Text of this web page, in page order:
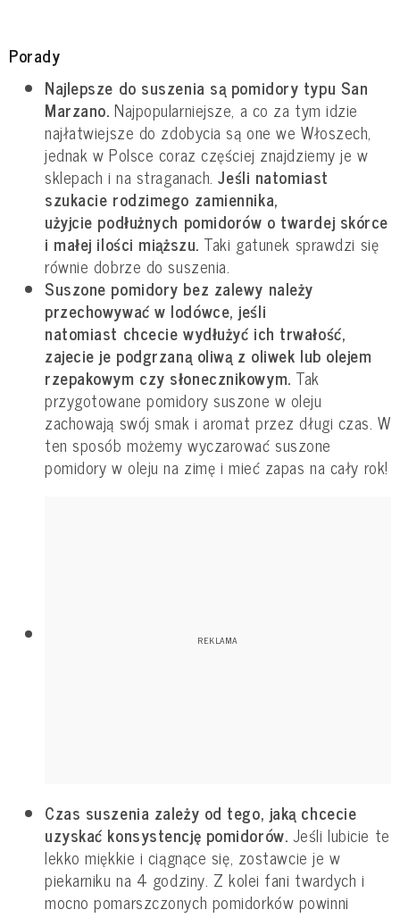
Porady
Najlepsze do suszenia są pomidory typu San
Marzano. Najpopularniejsze, a co za tym idzie
najłatwiejsze do zdobycia są one we Włoszech,
jednak w Polsce coraz częściej znajdziemy je w
sklepach i na straganach.Jeśli natomiast
szukacie rodzimego zamiennika,
użyjcie podłużnych pomidorów o twardej skórce
i małej ilości miąższu. Taki gatunek sprawdzi się
równie dobrze do suszenia.
Suszone pomidory bez zalewy należy
przechowywać w lodówce, jeśli
natomiast chcecie wydłużyć ich trwałość,
zajecie je podgrzaną oliwą z oliwek lub olejem
rzepakowym czy słonecznikowym. Tak
przygotowane pomidory suszone w oleju
zachowają swój smak i aromat przez długi czas. W
ten sposób możemy wyczarować suszone
pomidory w oleju na zimę i mieć zapas na cały rok!
Czas suszenia zależy od tego, jaką chcecie
uzyskać konsystencję pomidorów. Jeśli lubicie te
lekko miękkie i ciągnące się, zostawcie je w
piekarniku na 4 godziny. Z kolei fani twardych i
mocno pomarszczonych pomidorków powinni